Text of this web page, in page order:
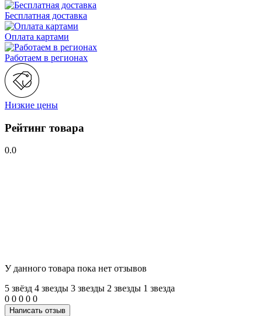
Бесплатная доставка
Оплата картами
Работаем в регионах
Низкие цены
Рейтинг товара
0.0
У данного товара пока нет отзывов
5 звёзд 4 звeзды 3 звeзды 2 звeзды 1 звeзда
0 0 0 0 0
Написать отзыв